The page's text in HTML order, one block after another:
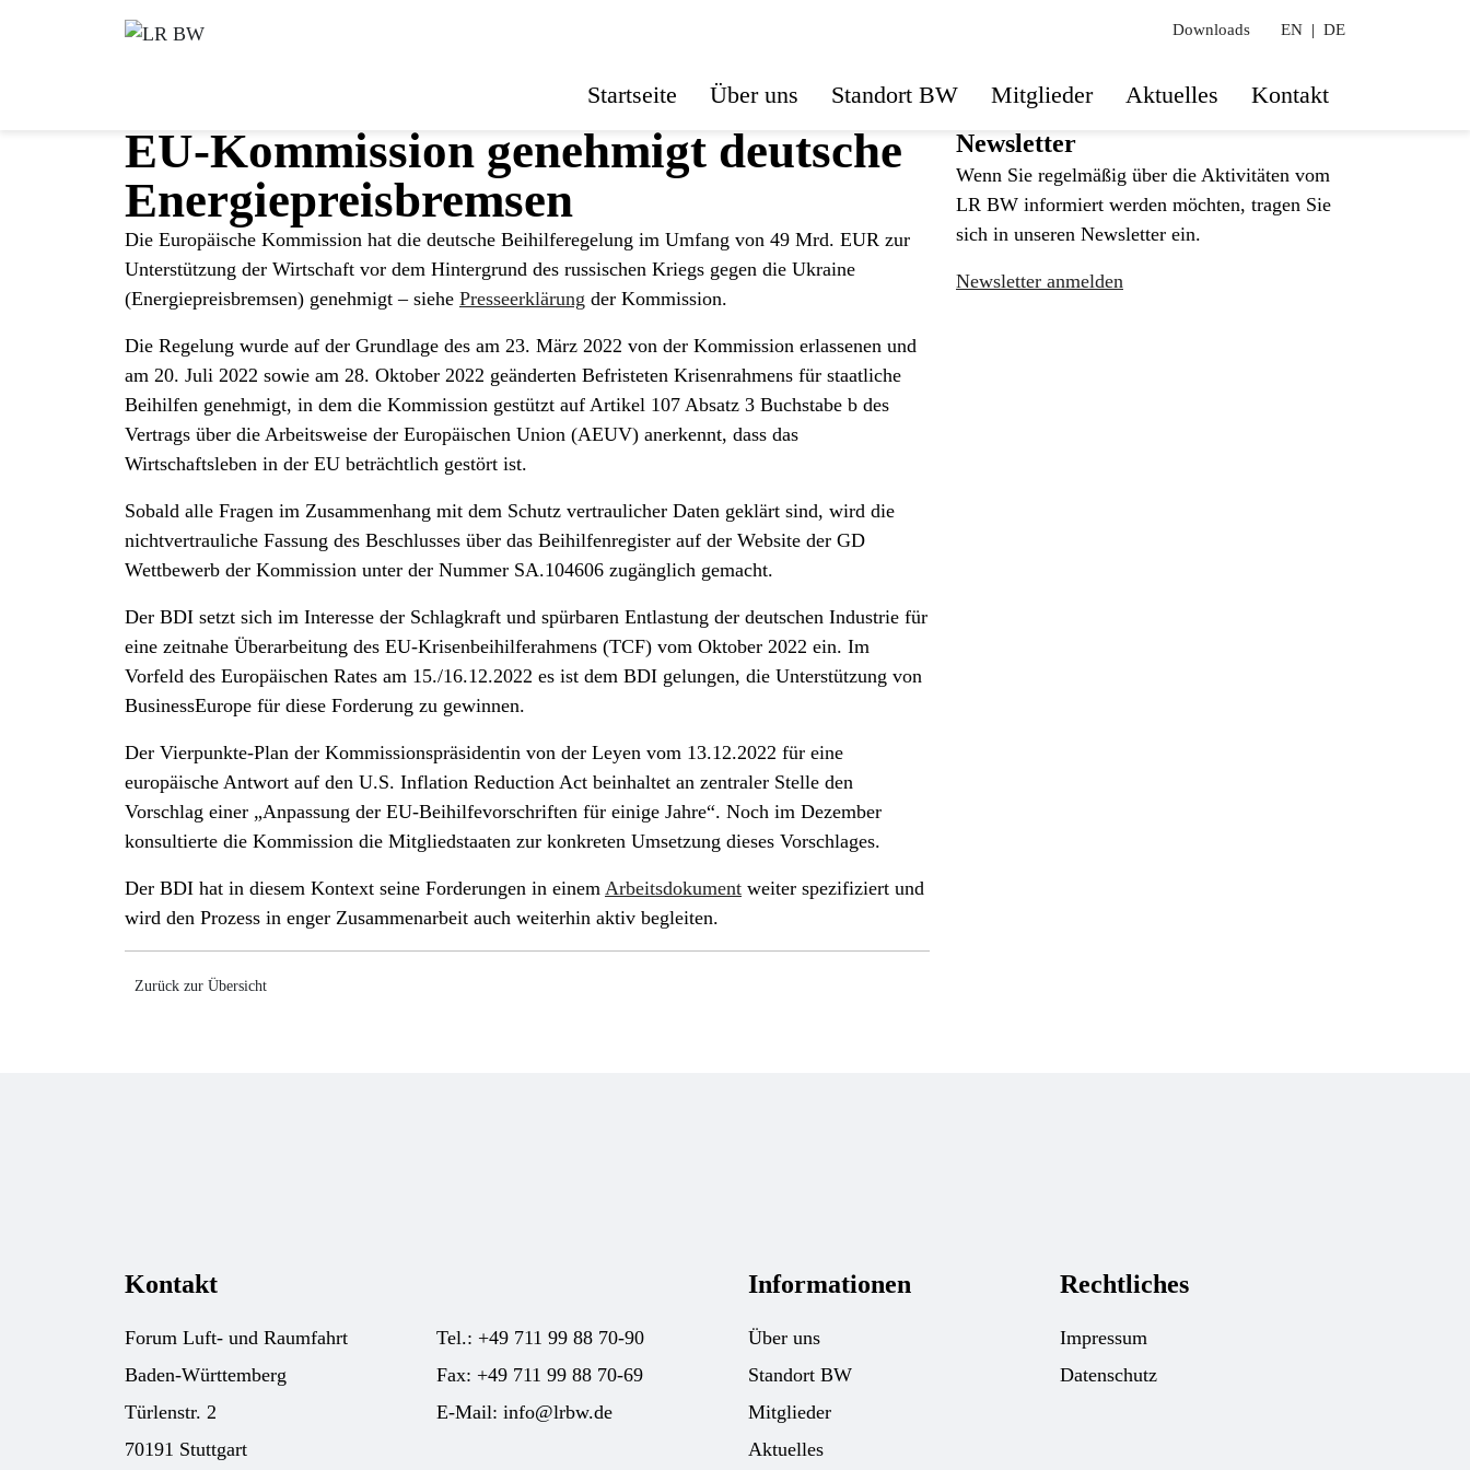
Downloads EN | DE
Startseite Über uns Standort BW Mitglieder Aktuelles Kontakt
EU-Kommission genehmigt deutsche
Energiepreisbremsen
Die Europäische Kommission hat die deutsche Beihilferegelung im Umfang von 49 Mrd. EUR zur
Unterstützung der Wirtschaft vor dem Hintergrund des russischen Kriegs gegen die Ukraine
(Energiepreisbremsen) genehmigt – siehe Presseerklärung der Kommission.
Die Regelung wurde auf der Grundlage des am 23. März 2022 von der Kommission erlassenen und
am 20. Juli 2022 sowie am 28. Oktober 2022 geänderten Befristeten Krisenrahmens für staatliche
Beihilfen genehmigt, in dem die Kommission gestützt auf Artikel 107 Absatz 3 Buchstabe b des
Vertrags über die Arbeitsweise der Europäischen Union (AEUV) anerkennt, dass das
Wirtschaftsleben in der EU beträchtlich gestört ist.
Sobald alle Fragen im Zusammenhang mit dem Schutz vertraulicher Daten geklärt sind, wird die
nichtvertrauliche Fassung des Beschlusses über das Beihilfenregister auf der Website der GD
Wettbewerb der Kommission unter der Nummer SA.104606 zugänglich gemacht.
Der BDI setzt sich im Interesse der Schlagkraft und spürbaren Entlastung der deutschen Industrie für
eine zeitnahe Überarbeitung des EU-Krisenbeihilferahmens (TCF) vom Oktober 2022 ein. Im
Vorfeld des Europäischen Rates am 15./16.12.2022 es ist dem BDI gelungen, die Unterstützung von
BusinessEurope für diese Forderung zu gewinnen.
Der Vierpunkte-Plan der Kommissionspräsidentin von der Leyen vom 13.12.2022 für eine
europäische Antwort auf den U.S. Inflation Reduction Act beinhaltet an zentraler Stelle den
Vorschlag einer „Anpassung der EU-Beihilfevorschriften für einige Jahre“. Noch im Dezember
konsultierte die Kommission die Mitgliedstaaten zur konkreten Umsetzung dieses Vorschlages.
Der BDI hat in diesem Kontext seine Forderungen in einem Arbeitsdokument weiter spezifiziert und
wird den Prozess in enger Zusammenarbeit auch weiterhin aktiv begleiten.
Zurück zur Übersicht
Newsletter
Wenn Sie regelmäßig über die Aktivitäten vom
LR BW informiert werden möchten, tragen Sie
sich in unseren Newsletter ein.
Newsletter anmelden
Kontakt
Forum Luft- und Raumfahrt
Baden-Württemberg
Türlenstr. 2
70191 Stuttgart
Tel.: +49 711 99 88 70-90
Fax: +49 711 99 88 70-69
E-Mail: info@lrbw.de
Informationen
Über uns
Standort BW
Mitglieder
Aktuelles
Rechtliches
Impressum
Datenschutz